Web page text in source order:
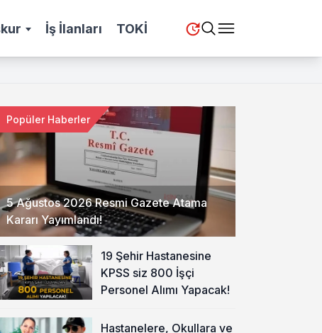
İş İlanları TOKİ
5 Ağustos 2026 Resmi Gazete Atama
Kararı Yayımlandı!
Popüler Haberler
19 Şehir Hastanesine
KPSS siz 800 İşçi
Personel Alımı Yapacak!
Hastanelere, Okullara ve